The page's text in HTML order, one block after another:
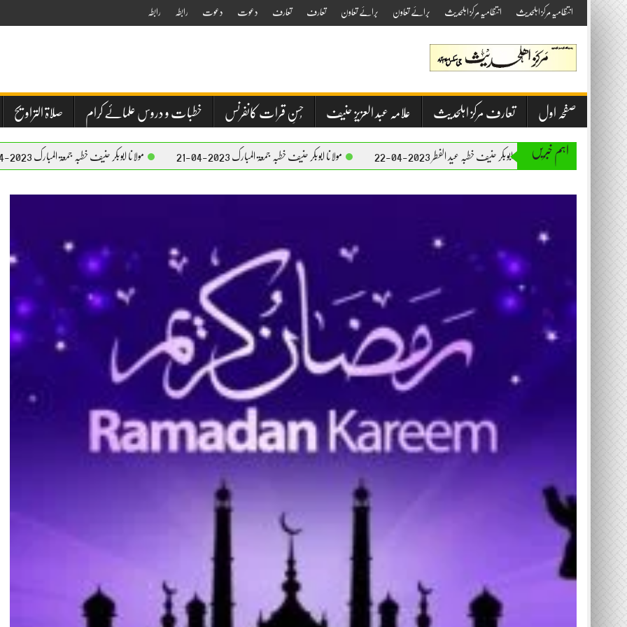
Skip
to
content
انتظامیہ مرکز اہلحدیث انتظامیہ مرکز اہلحدیث برائے تعاون برائے تعاون تعارف تعارف دعوت دعوت رابطہ رابطہ
صفحہ اول تعارف مرکز اہلحدیث علامہ عبد العزیز حنیف حُسنِ قرات کانفرنس خطبات و دروس علمائے کرام صلاۃ التراویح
اہم خبریں
مولانا ابوبکر حنیف خطبہ عید الفطر 2023-04-22 مولانا ابوبکر حنیف خطبہ جمعۃ المبارک 2023-04-21 مولانا ابوبکر حنیف خطبہ جمعۃ المبارک 2023-04-21